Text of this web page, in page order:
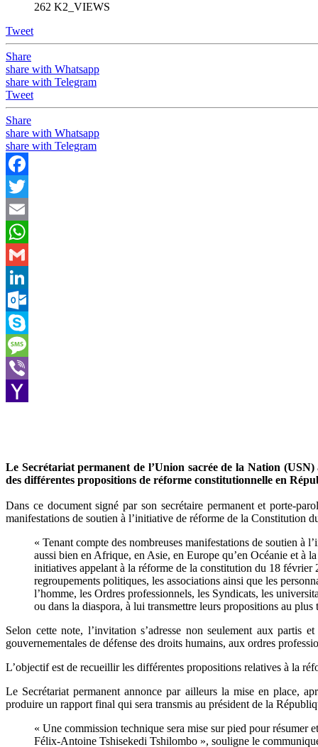
262 K2_VIEWS
Tweet
Share
share with Whatsapp
share with Telegram
Tweet
Share
share with Whatsapp
share with Telegram
Facebook
Twitter
Email
WhatsApp
Gmail
LinkedIn
Outlook.com
Skype
Message
Viber
Le Secrétariat permanent de l’Union sacrée de la Nation
des différentes propositions de réforme constitutionnelle en
Dans ce document signé par son secrétaire permanent et porte-
manifestations de soutien à l’initiative de réforme de la Constitution
« Tenant compte des nombreuses manifestations de soutien à
aussi bien en Afrique, en Asie, en Europe qu’en Océanie et à
initiatives appelant à la réforme de la constitution du 18
regroupements politiques, les associations ainsi que les
l’homme, les Ordres professionnels, les Syndicats, les
ou dans la diaspora, à lui transmettre leurs propositions au
Selon cette note, l’invitation s’adresse non seulement aux partis
gouvernementales de défense des droits humains, aux ordres
L’objectif est de recueillir les différentes propositions relatives à la
Le Secrétariat permanent annonce par ailleurs la mise en place,
produire un rapport final qui sera transmis au président de la
« Une commission technique sera mise sur pied pour
Félix-Antoine Tshisekedi Tshilombo », souligne le